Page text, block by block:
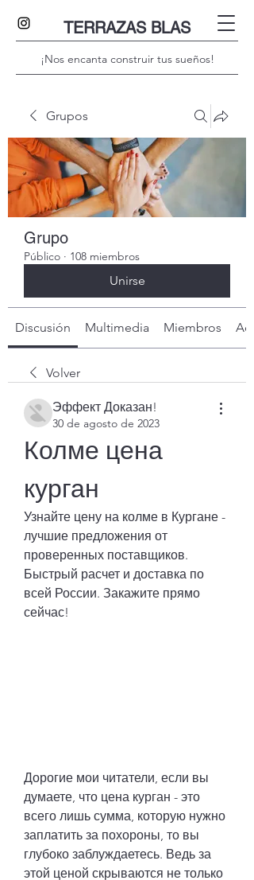
TERRAZAS BLAS
¡Nos encanta construir tus sueños!
Grupos
Grupo
Público · 108 miembros
Unirse
Discusión Multimedia Miembros
Volver
Эффект Доказан!
30 de agosto de 2023
Колме цена
курган
Узнайте цену на колме в Кургане -
лучшие предложения от
проверенных поставщиков.
Быстрый расчет и доставка по
всей России. Закажите прямо
сейчас!
Дорогие мои читатели, если вы
думаете, что цена курган - это
всего лишь сумма, которую нужно
заплатить за похороны, то вы
глубоко заблуждаетесь. Ведь за
этой ценой скрываются не только